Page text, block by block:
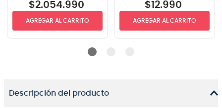
$2.054.990
AGREGAR AL CARRITO
$12.990
AGREGAR AL CARRITO
Descripción del producto